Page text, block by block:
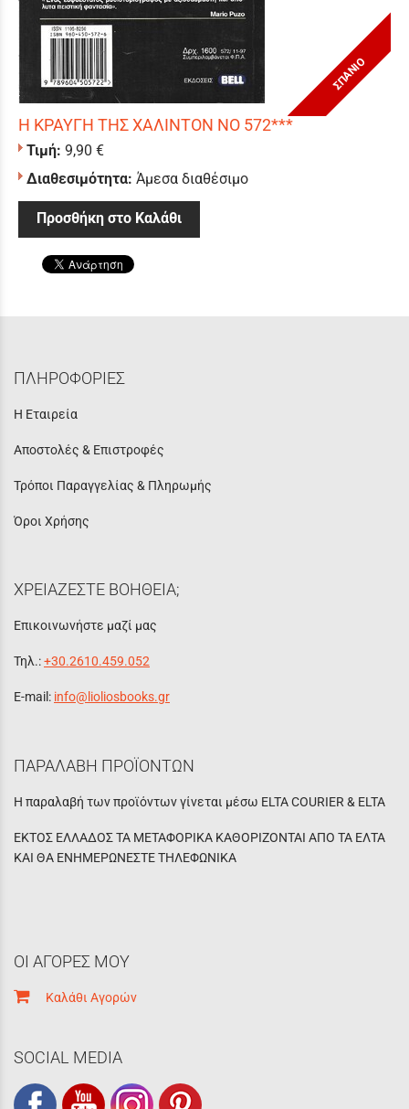
ΣΠΑΝΙΟ
Η ΚΡΑΥΓΗ ΤΗΣ ΧΑΛΙΝΤΟΝ ΝΟ 572***
Τιμή: 9,90 €
Διαθεσιμότητα: Άμεσα διαθέσιμο
Προσθήκη στο Καλάθι
ΠΛΗΡΟΦΟΡΙΕΣ
Η Εταιρεία
Αποστολές & Επιστροφές
Τρόποι Παραγγελίας & Πληρωμής
Όροι Χρήσης
ΧΡΕΙΑΖΕΣΤΕ ΒΟΗΘΕΙΑ;
Επικοινωνήστε μαζί μας
Τηλ.:+30.2610.459.052
E-mail: info@lioliosbooks.gr
ΠΑΡΑΛΑΒΗ ΠΡΟΪΟΝΤΩΝ
Η παραλαβή των προϊόντων γίνεται μέσω ELTA COURIER & ELTA
ΕΚΤΟΣ ΕΛΛΑΔΟΣ ΤΑ ΜΕΤΑΦΟΡΙΚΑ ΚΑΘΟΡΙΖΟΝΤΑΙ ΑΠΟ ΤΑ ΕΛΤΑ
ΚΑΙ ΘΑ ΕΝΗΜΕΡΩΝΕΣΤΕ ΤΗΛΕΦΩΝΙΚΑ
ΟΙ ΑΓΟΡΕΣ ΜΟΥ
Καλάθι Αγορών
SOCIAL MEDIA